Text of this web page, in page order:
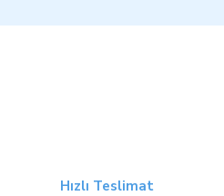
Hızlı Teslimat